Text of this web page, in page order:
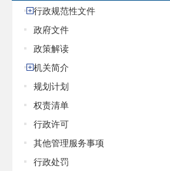
行政规范性文件
政府文件
政策解读
机关简介
规划计划
权责清单
行政许可
其他管理服务事项
行政处罚